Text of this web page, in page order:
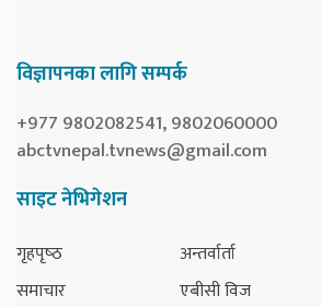
विज्ञापनका लागि सम्पर्क
+977 9802082541, 9802060000
abctvnepal.tvnews@gmail.com
साइट नेभिगेशन
गृहपृष्‍ठ
समाचार
अन्तर्वार्ता
एबीसी विज